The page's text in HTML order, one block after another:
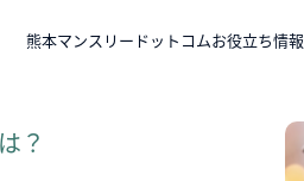
熊本マンスリードットコムお役立ち情報
？